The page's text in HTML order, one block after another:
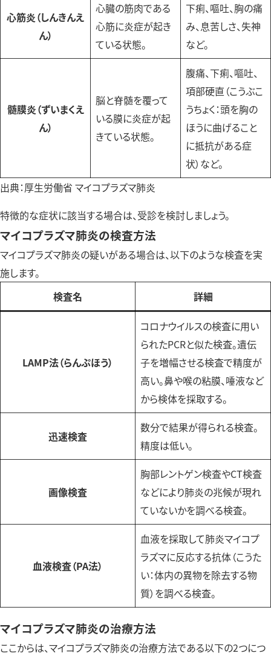
心筋炎（しんきんえ
ん）
心臓の筋肉である
心筋に炎症が起き
ている状態。
下痢、嘔吐、胸の痛
み、息苦しさ、失神
など。
髄膜炎（ずいまくえ
ん）
脳と脊髄を覆って
いる膜に炎症が起
きている状態。
腹痛、下痢、嘔吐、
項部硬直（こうぶこ
うちょく：頭を胸の
ほうに曲げること
に抵抗がある症
状）など。
出典：厚生労働省 マイコプラズマ肺炎
特徴的な症状に該当する場合は、受診を検討しましょう。
マイコプラズマ肺炎の検査方法
マイコプラズマ肺炎の疑いがある場合は、以下のような検査を実
施します。
検査名
詳細
LAMP法（らんぷほう）
コロナウイルスの検査に用い
られたPCRと似た検査。遺伝
子を増幅させる検査で精度が
高い。鼻や喉の粘膜、唾液など
から検体を採取する。
迅速検査
数分で結果が得られる検査。
精度は低い。
画像検査
胸部レントゲン検査やCT検査
などにより肺炎の兆候が現れ
ていないかを調べる検査。
血液検査（PA法）
血液を採取して肺炎マイコプ
ラズマに反応する抗体（こうた
い：体内の異物を除去する物
質）を調べる検査。
マイコプラズマ肺炎の治療方法
ここからは、マイコプラズマ肺炎の治療方法である以下の2つにつ